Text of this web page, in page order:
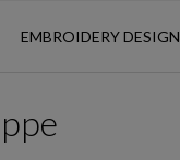
EMBROIDERY DESIGN